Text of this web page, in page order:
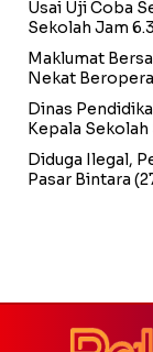
Usai Uji Coba
Sekolah Jam
Maklumat
Nekat
Dinas
Kepala
Diduga Ilegal,
Pasar Bintara